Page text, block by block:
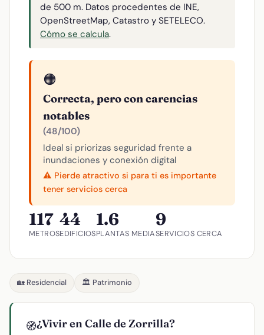
de 500 m. Datos procedentes de INE,
OpenStreetMap, Catastro y SETELECO.
Cómo se calcula.
🟠
Correcta, pero con carencias
notables
(48/100)
Ideal si priorizas seguridad frente a
inundaciones y conexión digital
⚠️ Pierde atractivo si para ti es importante
tener servicios cerca
117
METROS
44
EDIFICIOS
1.6
PLANTAS MEDIA
9
SERVICIOS CERCA
🏡 Residencial 🏛️ Patrimonio
🧭¿Vivir en Calle de Zorrilla?